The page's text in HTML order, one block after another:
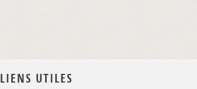
LIENS UTILES